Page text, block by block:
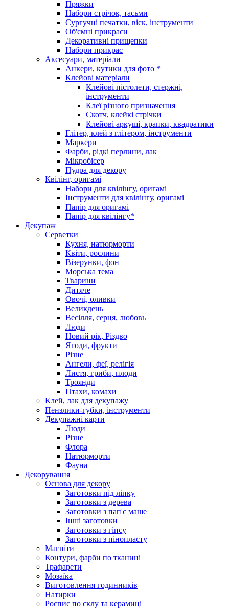
Пряжки
Набори стрічок, тасьми
Сургучні печатки, віск, інструменти
Об'ємні прикраси
Декоративні прищепки
Набори прикрас
Аксесуари, матеріали
Анкери, кутики для фото *
Клейові матеріали
Клейові пістолети, стержні,
інструменти
Клеї різного призначення
Скотч, клейкі стрічки
Клейові аркуші, крапки, квадратики
Глітер, клей з глітером, інструменти
Маркери
Фарби, рідкі перлини, лак
Мікробісер
Пудра для декору
Квілінг, оригамі
Набори для квілінгу, оригамі
Інструменти для квілінгу, оригамі
Папір для оригамі
Папір для квілінгу*
Декупаж
Серветки
Кухня, натюрморти
Квіти, рослини
Візерунки, фон
Морська тема
Тварини
Дитяче
Овочі, оливки
Великдень
Весілля, серця, любовь
Люди
Новий рік, Різдво
Ягоди, фрукти
Різне
Ангели, феї, релігія
Листя, гриби, плоди
Троянди
Птахи, комахи
Клей, лак для декупажу
Пензлики-губки, інструменти
Декупажні карти
Люди
Різне
Флора
Натюрморти
Фауна
Декорування
Основа для декору
Заготовки під ліпку
Заготовки з дерева
Заготовки з пап'є маше
Інші заготовки
Заготовки з гіпсу
Заготовки з пінопласту
Магніти
Контури, фарби по тканині
Трафарети
Мозаїка
Виготовлення годинників
Натирки
Роспис по склу та керамиці